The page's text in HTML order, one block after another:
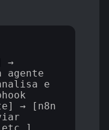
→
agente
e
→ [n8n